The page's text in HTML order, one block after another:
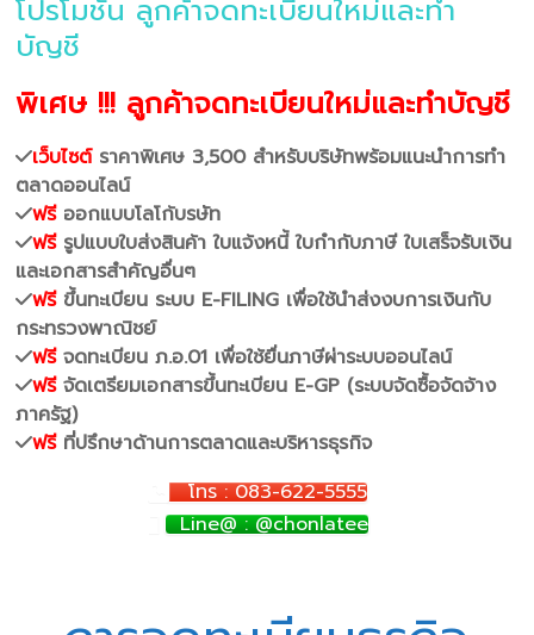
โปรโมชั่น ลูกค้าจดทะเบียนใหม่และทำ
บัญชี
พิเศษ !!! ลูกค้าจดทะเบียนใหม่และทำบัญชี
เว็บไซต์ราคาพิเศษ 3,500 สำหรับบริษัทพร้อมแนะนำการทำ
ตลาดออนไลน์
ฟรีออกแบบโลโก้บรษัท
ฟรีรูปแบบใบส่งสินค้า ใบแจ้งหนี้ ใบกำกับภาษี ใบเสร็จรับเงิน
และเอกสารสำคัญอื่นๆ
ฟรีขึ้นทะเบียน ระบบ E-FILING เพื่อใช้นำส่งงบการเงินกับ
กระทรวงพาณิชย์
ฟรีจดทะเบียน ภ.อ.01 เพื่อใช้ยื่นภาษีผ่าระบบออนไลน์
ฟรีจัดเตรียมเอกสารขึ้นทะเบียน E-GP (ระบบจัดซื้อจัดจ้าง
ภาครัฐ)
ฟรีที่ปรึกษาด้านการตลาดและบริหารธุรกิจ
โทร : 083-622-5555
Line@ : @chonlatee